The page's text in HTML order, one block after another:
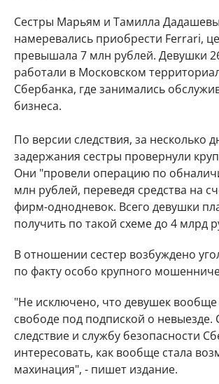
Сестры Марьям и Тамилла Дадашевы
намеревались приобрести Ferrari,
превышала 7 млн рублей. Девушки
работали в Московском
Сбербанка, где занимались
бизнеса.
По версии следствия, за несколько
задержания сестры провернули
Они "провели операцию по
млн рублей, переведя средства на
фирм-однодневок. Всего девушки
получить по такой схеме до 4 млрд
В отношении сестер возбуждено
по факту особо крупного
"Не исключено, что девушек вообще
свободе под подпиской о невыезде.
следствие и службу безопасности
интересовать, как вообще стала
махинация", - пишет издание.